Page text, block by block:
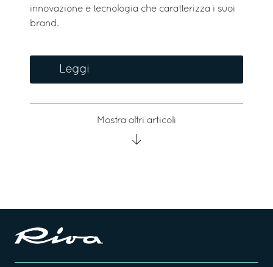
innovazione e tecnologia che caratterizza i suoi
brand.
Leggi
Mostra altri articoli